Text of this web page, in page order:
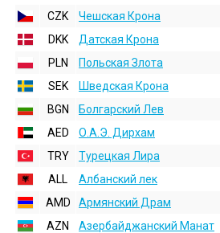
CZK
Чешская Крона
DKK
Датская Крона
PLN
Польская Злота
SEK
Шведская Крона
BGN
Болгарский Лев
AED
О.А.Э. Дирхам
TRY
Турецкая Лира
ALL
Албанский лек
AMD
Армянский Драм
AZN
Азербайджанский Манат